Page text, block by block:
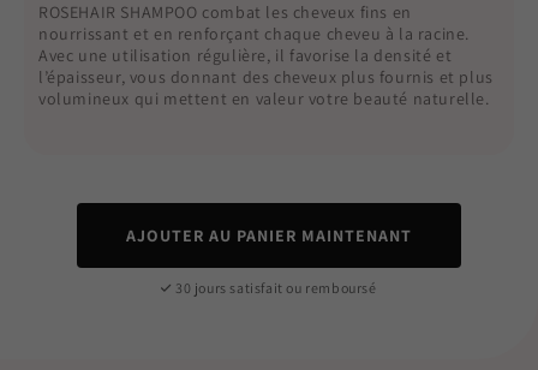
ROSEHAIR SHAMPOO combat les cheveux fins en
nourrissant et en renforçant chaque cheveu à la racine.
Avec une utilisation régulière, il favorise la densité et
l’épaisseur, vous donnant des cheveux plus fournis et plus
volumineux qui mettent en valeur votre beauté naturelle.
AJOUTER AU PANIER MAINTENANT
30 jours satisfait ou remboursé